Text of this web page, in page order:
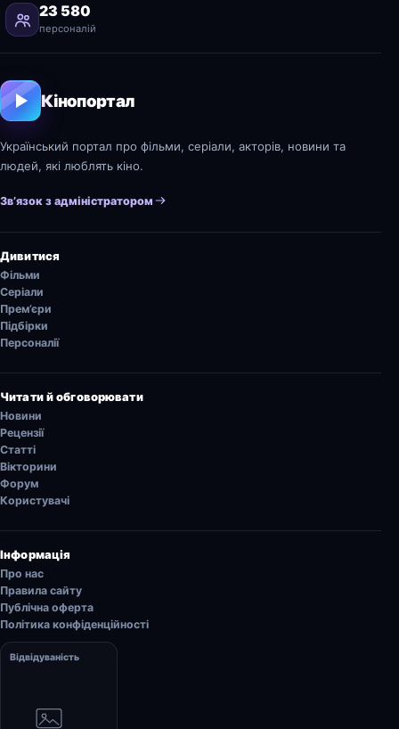
23 580
персоналій
Кінопортал
Український портал про фільми, серіали, акторів, новини та
людей, які люблять кіно.
Зв’язок з адміністратором
Дивитися
Фільми
Серіали
Прем’єри
Підбірки
Персоналії
Читати й обговорювати
Новини
Рецензії
Статті
Вікторини
Форум
Користувачі
Інформація
Про нас
Правила сайту
Публічна оферта
Політика конфіденційності
Відвідуваність